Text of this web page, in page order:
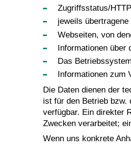
Zugriffsstatus/
jeweils übertragene
Webseiten, von
Informationen über
Das
Informationen zum
Die Daten dienen der
ist für den Betrieb bzw.
verfügbar. Ein direkter
Zwecken verarbeitet;
Wenn uns konkrete